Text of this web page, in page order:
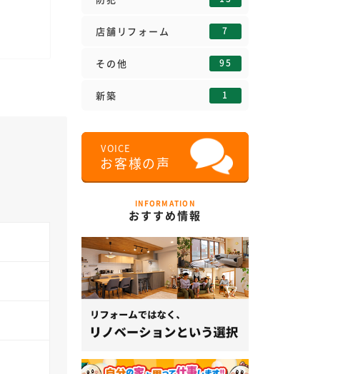
店舗リフォーム 7
その他 95
新築 1
INFORMATION
おすすめ情報